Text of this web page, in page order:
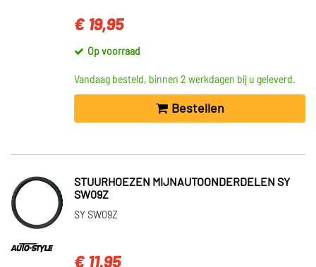
€ 19,95
Op voorraad
Vandaag besteld, binnen 2 werkdagen bij u geleverd.
Bestellen
STUURHOEZEN MIJNAUTOONDERDELEN SY
SW09Z
SY SW09Z
€ 11,95